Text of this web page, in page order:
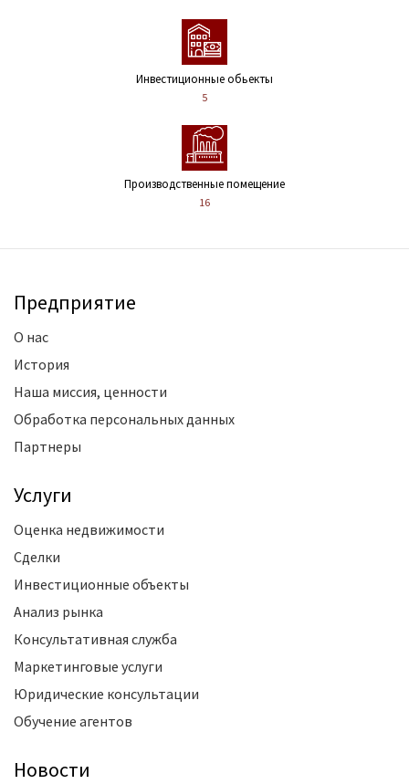
Инвестиционные обьекты
5
Производственные помещение
16
Предприятие
О нас
История
Наша миссия, ценности
Обработка персональных данных
Партнеры
Услуги
Оценка недвижимости
Сделки
Инвестиционные объекты
Анализ рынка
Консультативная служба
Маркетинговые услуги
Юридические консультации
Обучение агентов
Новости